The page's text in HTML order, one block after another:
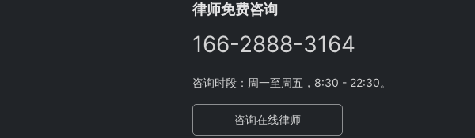
律师免费咨询
166-2888-3164
咨询时段：周一至周五，8:30 - 22:30。
咨询在线律师